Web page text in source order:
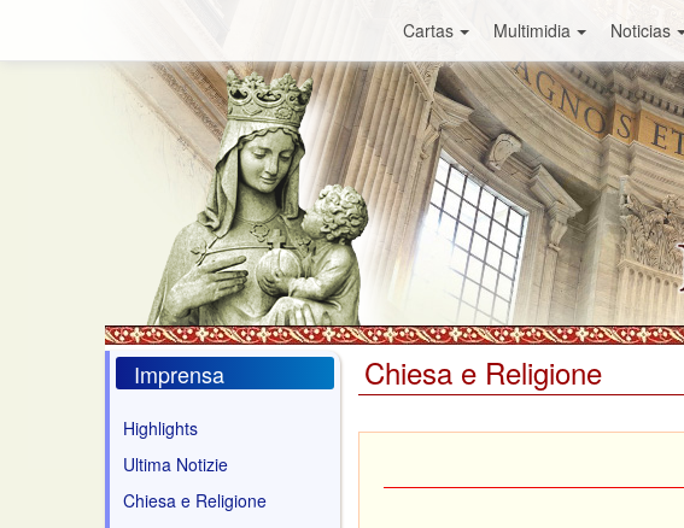
Cartas Multimidia Noticias
Imprensa
Highlights
Ultima Notizie
Chiesa e Religione
Chiesa e Religione